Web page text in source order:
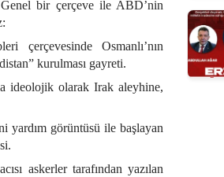
Genel bir çerçeve ile ABD’nin
çerçevesinde Osmanlı’nın
kurulması gayreti.
ideolojik olarak Irak aleyhine,
yardım görüntüsü ile başlayan
askerler tarafından yazılan